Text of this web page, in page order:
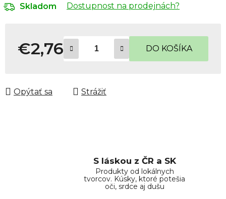
Skladom Dostupnost na prodejnách?
€2,76 DO KOŠÍKA
Opýtať sa Strážiť
S láskou z ČR a SK
Produkty od lokálnych
tvorcov. Kúsky, ktoré potešia
oči, srdce aj dušu